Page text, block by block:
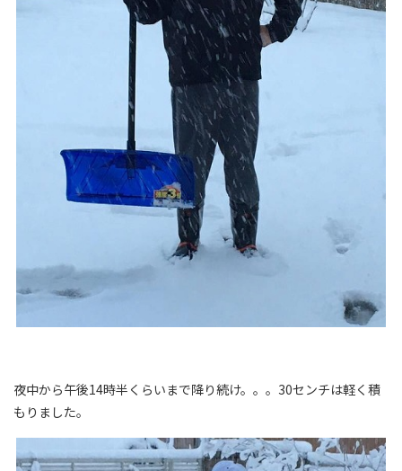
夜中から午後14時半くらいまで降り続け。。。30センチは軽く積
もりました。